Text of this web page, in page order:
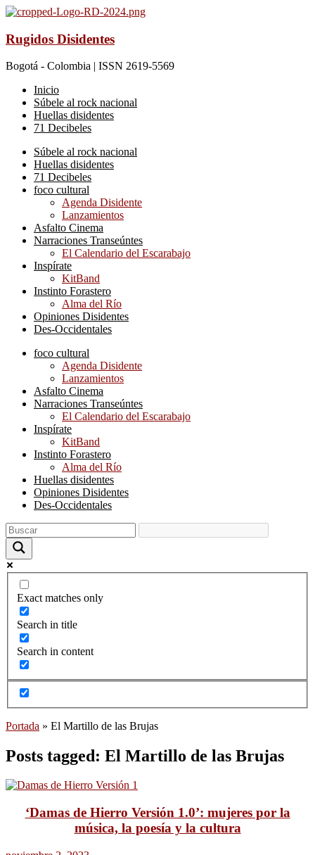
Rugidos Disidentes
Bogotá - Colombia | ISSN 2619-5569
Inicio
Súbele al rock nacional
Huellas disidentes
71 Decibeles
Súbele al rock nacional
Huellas disidentes
71 Decibeles
foco cultural
Agenda Disidente
Lanzamientos
Asfalto Cinema
Narraciones Transeúntes
El Calendario del Escarabajo
Inspírate
KitBand
Instinto Forastero
Alma del Río
Opiniones Disidentes
Des-Occidentales
foco cultural
Agenda Disidente
Lanzamientos
Asfalto Cinema
Narraciones Transeúntes
El Calendario del Escarabajo
Inspírate
KitBand
Instinto Forastero
Alma del Río
Huellas disidentes
Opiniones Disidentes
Des-Occidentales
Exact matches only
Search in title
Search in content
Portada » El Martillo de las Brujas
Posts tagged: El Martillo de las Brujas
‘Damas de Hierro Versión 1.0’: mujeres por la
música, la poesía y la cultura